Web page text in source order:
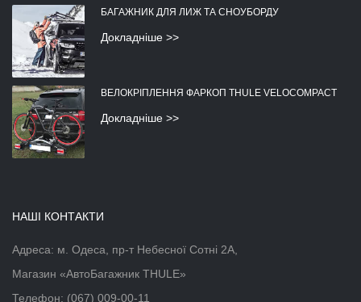
БАГАЖНИК ДЛЯ ЛИЖ ТА СНОУБОРДУ
Докладніше >>
ВЕЛОКРІПЛЕННЯ ФАРКОП THULE VELOCOMPACT
Докладніше >>
НАШІ КОНТАКТИ
Адреса: м. Одеса, пр-т Небесної Сотні 2А,
Магазин «АвтоБагажник THULE»
Телефон: (067) 009-00-11